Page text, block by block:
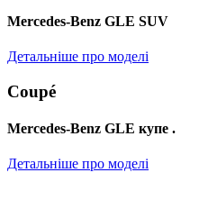
Mercedes-Benz GLE SUV
Детальніше про моделі
Coupé
Mercedes-Benz GLE купе .
Детальніше про моделі